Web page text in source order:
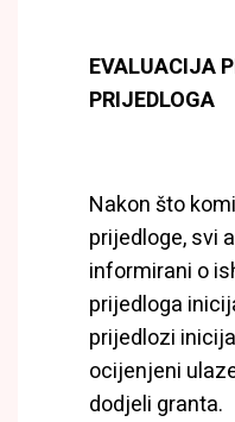
EVALUACIJA
PRIJEDLOGA
Nakon što
prijedloge, svi
informirani o
prijedloga
prijedlozi
ocijenjeni
dodjeli granta.